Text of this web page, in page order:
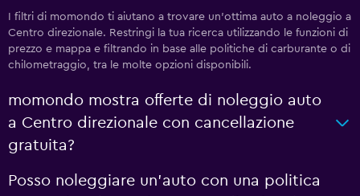
I filtri di momondo ti aiutano a trovare un'ottima auto a noleggio a
Centro direzionale. Restringi la tua ricerca utilizzando le funzioni di
prezzo e mappa e filtrando in base alle politiche di carburante o di
chilometraggio, tra le molte opzioni disponibili.
momondo mostra offerte di noleggio auto
a Centro direzionale con cancellazione
gratuita?
Posso noleggiare un'auto con una politica